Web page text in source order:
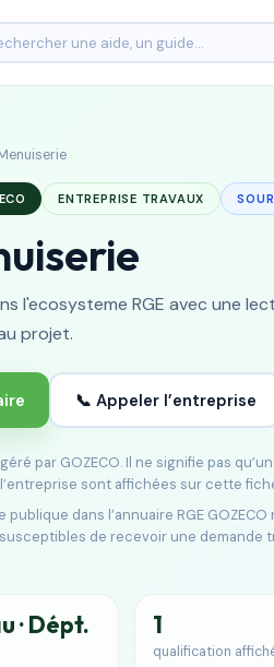
ENTREPRISE TRAVAUX
l'ecosysteme RGE avec une
projet.
📞 Appeler l’entreprise
par GOZECO. Il ne signifie pas
sont affichées sur cette
dans l’annuaire RGE
de recevoir une
· Dépt.
1
qualification